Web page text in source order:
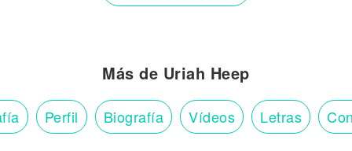
Más de Uriah Heep
Perfil Biografía Vídeos Letras